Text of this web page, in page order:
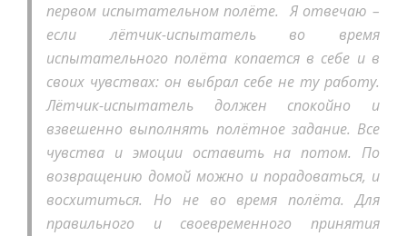
первом испытательном полёте. Я отвечаю –
если лётчик-испытатель во время
испытательного полёта копается в себе и в
своих чувствах: он выбрал себе не ту работу.
Лётчик-испытатель должен спокойно и
взвешенно выполнять полётное задание. Все
чувства и эмоции оставить на потом. По
возвращению домой можно и порадоваться, и
восхититься. Но не во время полёта. Для
правильного и своевременного принятия